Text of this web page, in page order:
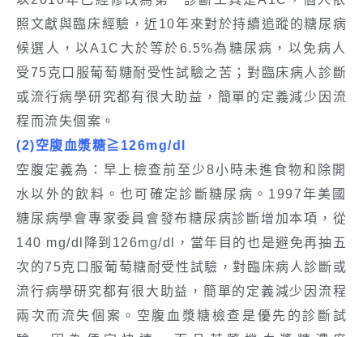
照文獻與臨床經驗，近10年來對於持續追蹤的糖尿病
候選人，以A1C大於等於6.5%為糖尿病，以免病人
受75克口服葡萄糖耐受性試驗之苦；對臨床病人診斷
或流行病學研究都有很大助益，簡單的定義減少因流
程而流失個案。
(2)空腹血漿糖≧126mg/dl
空腹定義為：早上檢查前至少8小時未進食物和除開
水以外的飲料。也可確定診斷糖尿病。1997年美國
糖尿病學會專家委員會發布糖尿病診斷增加本項，從
140 mg/dl降到126mg/dl，當年目的也是避免再抽五
次的75克口服葡萄糖耐受性試驗，對臨床病人診斷或
流行病學研究都有很大助益，簡單的定義減少因流程
兩次而流失個案。空腹血漿糖檢查是優先的診斷試